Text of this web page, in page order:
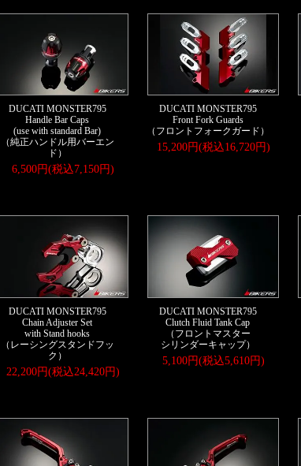
DUCATI MONSTER795
Handle Bar Caps
(use with standard Bar)
（純正ハンドル用バーエン
ド）
6,500円(税込7,150円)
DUCATI MONSTER795
Front Fork Guards
（フロントフォークガード）
15,200円(税込16,720円)
DUCATI MONSTER795
Chain Adjuster Set
with Stand hooks
（レーシングスタンドフッ
ク）
22,200円(税込24,420円)
DUCATI MONSTER795
Clutch Fluid Tank Cap
（フロントマスター
シリンダーキャップ）
5,100円(税込5,610円)